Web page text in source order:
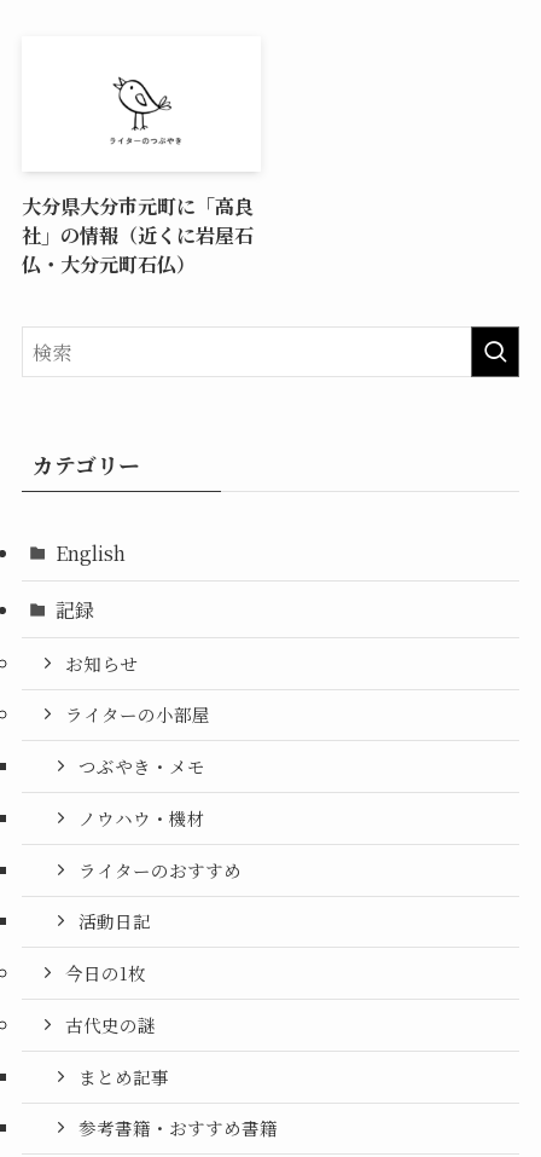
大分県大分市元町に「高良
社」の情報（近くに岩屋石
仏・大分元町石仏）
カテゴリー
English
記録
お知らせ
ライターの小部屋
つぶやき・メモ
ノウハウ・機材
ライターのおすすめ
活動日記
今日の1枚
古代史の謎
まとめ記事
参考書籍・おすすめ書籍